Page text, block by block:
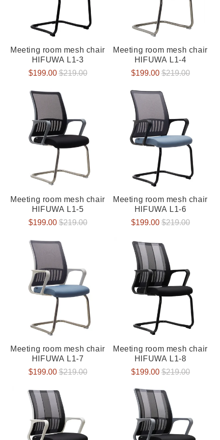
Meeting room mesh chair
HIFUWA L1-3
Verkaufspreis
$199.00 Normaler
$219.00
Meeting room mesh chair
HIFUWA L1-4
Verkaufspreis
$199.00 Normaler
$219.00
Meeting room mesh chair
HIFUWA L1-5
Verkaufspreis
$199.00 Normaler
$219.00
Meeting room mesh chair
HIFUWA L1-6
Verkaufspreis
$199.00 Normaler
$219.00
Meeting room mesh chair
HIFUWA L1-7
Verkaufspreis
$199.00 Normaler
$219.00
Meeting room mesh chair
HIFUWA L1-8
Verkaufspreis
$199.00 Normaler
$219.00